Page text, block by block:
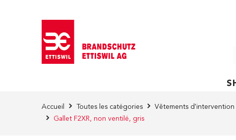
Accueil Toutes les catégories Vêtements d'intervention
Gallet F2XR, non ventilé, gris